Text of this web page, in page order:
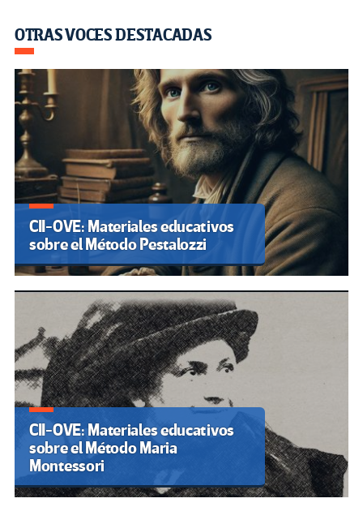
OTRAS VOCES DESTACADAS
CII-OVE: Materiales educativos
sobre el Método Pestalozzi
CII-OVE: Materiales educativos
sobre el Método Maria
Montessori